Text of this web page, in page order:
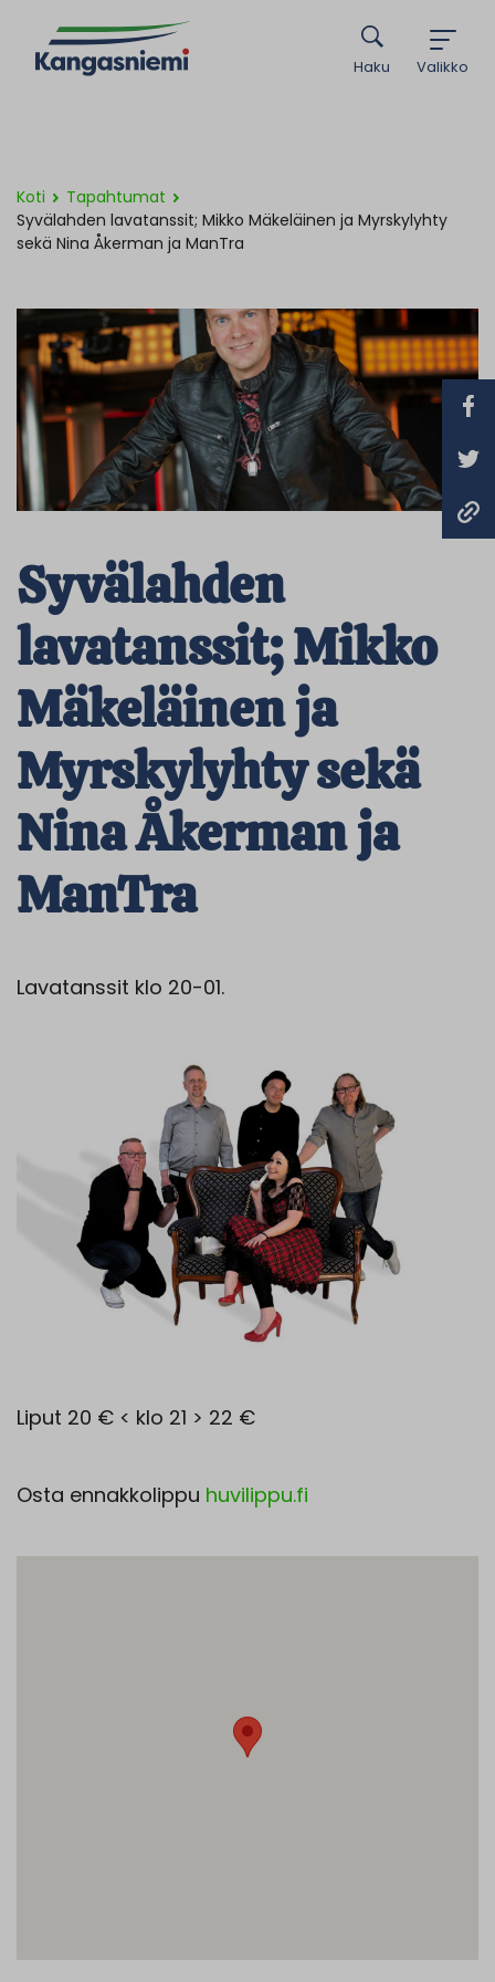
Valikko
Haku
Koti
Tapahtumat
Syvälahden lavatanssit; Mikko Mäkeläinen ja Myrskylyhty
sekä Nina Åkerman ja ManTra
Syvälahden
lavatanssit; Mikko
Mäkeläinen ja
Myrskylyhty sekä
Nina Åkerman ja
ManTra
Lavatanssit klo 20-01.
Liput 20 € < klo 21 > 22 €
Osta ennakkolippu huvilippu.fi